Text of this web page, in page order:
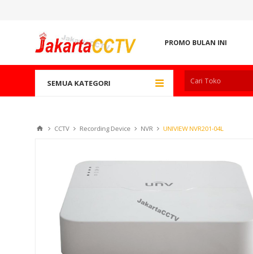
PROMO BULAN INI
SEMUA KATEGORI
CCTV Recording Device NVR UNIVIEW NVR201-04L